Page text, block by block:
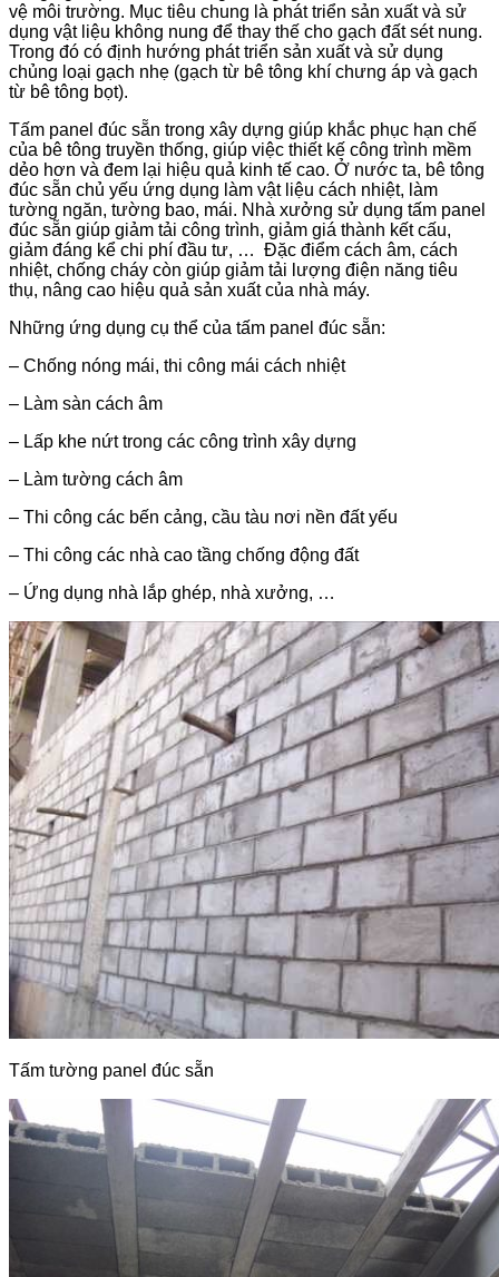
vệ môi trường. Mục tiêu chung là phát triển sản xuất và sử
dụng vật liệu không nung để thay thế cho gạch đất sét nung.
Trong đó có định hướng phát triển sản xuất và sử dụng
chủng loại gạch nhẹ (gạch từ bê tông khí chưng áp và gạch
từ bê tông bọt).
Tấm panel đúc sẵn trong xây dựng giúp khắc phục hạn chế
của bê tông truyền thống, giúp việc thiết kế công trình mềm
dẻo hơn và đem lại hiệu quả kinh tế cao. Ở nước ta, bê tông
đúc sẵn chủ yếu ứng dụng làm vật liệu cách nhiệt, làm
tường ngăn, tường bao, mái. Nhà xưởng sử dụng tấm panel
đúc sẵn giúp giảm tải công trình, giảm giá thành kết cấu,
giảm đáng kể chi phí đầu tư, … Đặc điểm cách âm, cách
nhiệt, chống cháy còn giúp giảm tải lượng điện năng tiêu
thụ, nâng cao hiệu quả sản xuất của nhà máy.
Những ứng dụng cụ thể của tấm panel đúc sẵn:
– Chống nóng mái, thi công mái cách nhiệt
– Làm sàn cách âm
– Lấp khe nứt trong các công trình xây dựng
– Làm tường cách âm
– Thi công các bến cảng, cầu tàu nơi nền đất yếu
– Thi công các nhà cao tầng chống động đất
– Ứng dụng nhà lắp ghép, nhà xưởng, …
Tấm tường panel đúc sẵn